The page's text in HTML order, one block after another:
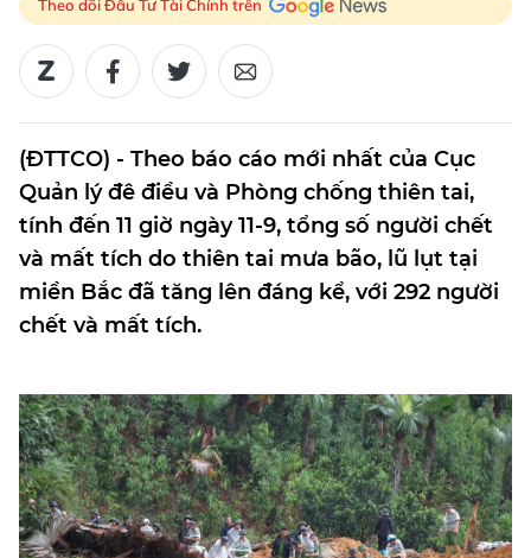
Theo dõi Đầu Tư Tài Chính trên
(ĐTTCO) - Theo báo cáo mới nhất của Cục
Quản lý đê điều và Phòng chống thiên tai,
tính đến 11 giờ ngày 11-9, tổng số người chết
và mất tích do thiên tai mưa bão, lũ lụt tại
miền Bắc đã tăng lên đáng kể, với 292 người
chết và mất tích.